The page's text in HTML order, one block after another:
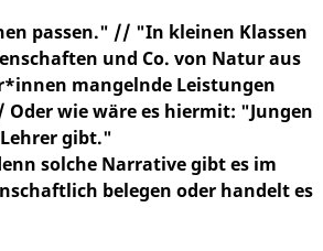
passen." // "In kleinen Klassen
und Co. von Natur aus
mangelnde Leistungen
wie wäre es hiermit: "Jungen
gibt."
solche Narrative gibt es im
belegen oder handelt es